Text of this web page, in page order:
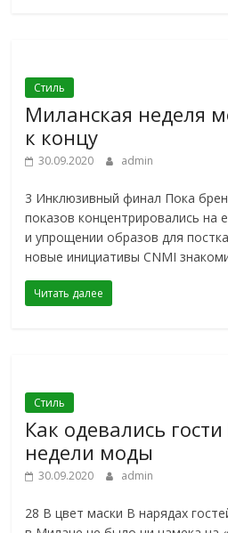
Стиль
Миланская неделя
к концу
30.09.2020 admin
3 Инклюзивный финал Пока
показов концентрировались на
и упрощении образов для
новые инициативы CNMI
Читать далее
Стиль
Как одевались
недели моды
30.09.2020 admin
28 В цвет маски В нарядах